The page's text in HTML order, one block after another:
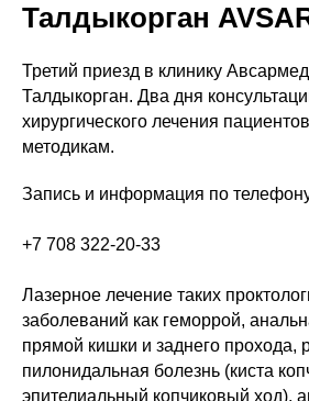
Талдыкорган
Третий приезд в клинику
Талдыкорган. Два дня
хирургического лечения
методикам.
Запись и информация по
+7 708 322-20-33
Лазерное лечение таких
заболеваний как геморрой,
прямой кишки и заднего прохода,
пилонидальная болезнь (киста
эпителиальный копчиковый ход),